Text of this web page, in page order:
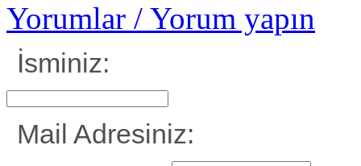
Yorumlar / Yorum yapın
İsminiz:
Mail Adresiniz: